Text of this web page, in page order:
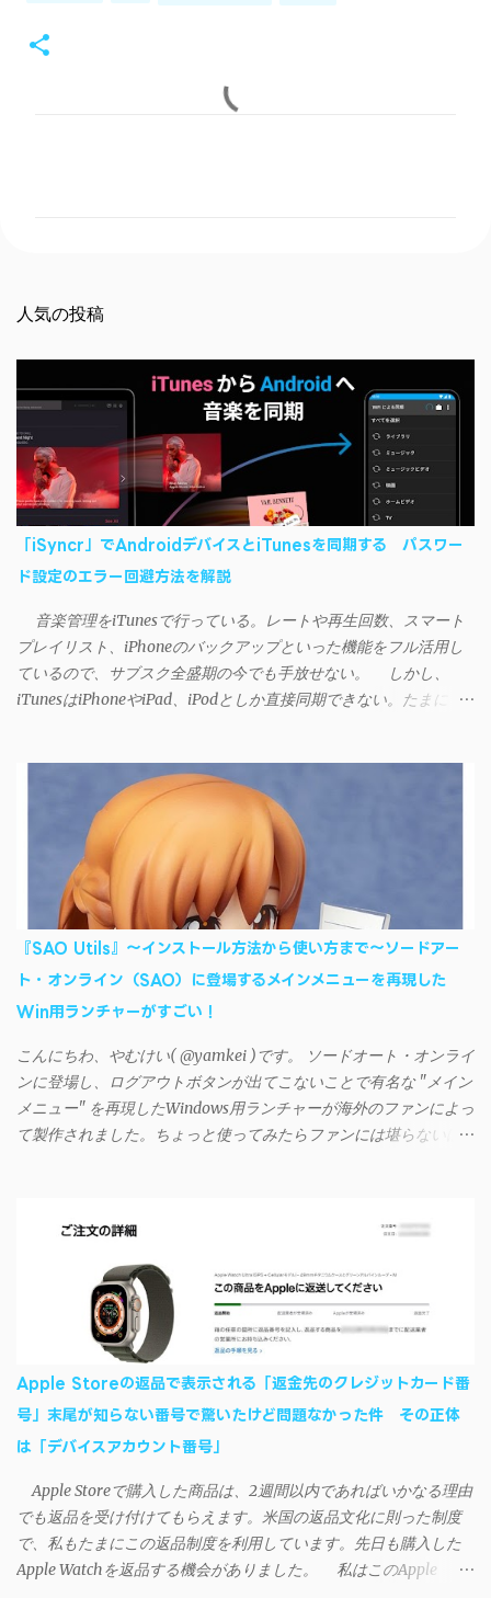
人気の投稿
「iSyncr」でAndroidデバイスとiTunesを同期する パスワー
ド設定のエラー回避方法を解説
音楽管理をiTunesで行っている。レートや再生回数、スマート
プレイリスト、iPhoneのバックアップといった機能をフル活用し
ているので、サブスク全盛期の今でも手放せない。 しかし、
iTunesはiPhoneやiPad、iPodとしか直接同期できない。たまに
ドパーティー製のアプリを PC と Androidデバイス それぞれにイン
ストールすれば、Wi-Fiや USB接続 を通じて同期できるようにな
る。私も 2012年頃にAndroidウォークマン を使い始めた頃から便
利に活用させてもらっていたのだが、2023年現在はiSyncrを使っ
て同期ができないという声を多数見かけるようになった。 具体
的には、PC側のiSyncrアプリで設定したパスワードをAndroidアプ
リに入力しようとすると、入力したパスワードが保存されず、い
つまでたっても再度入力を促されるというもの。 この不具合を
回避するには、次の手順が有効だ。 Androidデバイスの言語を英語
に設定する （念のため）再起動する iSyncrでパスワードを入力す
すれば完了 一度この手順を施せば、言語設定は日本語に戻して
もOKだ。これでWi-Fiを使った同期機能が使えるようになる。USB
接続による同期については、アプリに根本的な不具合が発生して
おり、現時点で使えないようだ。諦めよう。 今回の不具合につ
iSyncrを活用することで、Androidデバイスでもレート機能や再生
ートフォンに移行したい場合に役立つはずだ。
『SAO Utils』～インストール方法から使い方まで～ソードアー
ト・オンライン（SAO）に登場するメインメニューを再現した
Win用ランチャーがすごい！
こんにちわ、やむけい( @yamkei )です。 ソードオート・オンライ
ンに登場し、ログアウトボタンが出てこないことで有名な "メイン
メニュー" を再現したWindows用ランチャーが海外のファンによっ
て製作されました。ちょっと使ってみたらファンには堪らないほ
す・・・。カッコイイ！！ 開発ページ（英語） gpbeta.com - The
SAO Utilities Project – development log インストール（導入）手順
1. 開発ページ のDownloadsの項目から自分のOSにあったファイル
をダウンロードする。 Windows（Windows2000, XP, Vista, Win7,
Win8）に対応です。 （ ◆自分のパソコンが 32 ビット版か 64 ビッ
ト版かを確認したい ） 2.ダウンロードしたファイルを解凍後、
（自分はProgram Filesの中に移動させちゃいました）フォルダの
中にある SAO Utils.exe を実行。 3.アップデートがある場合は起動
時に知らせてくれるので、パッチをダウンロードしましょう。 ダ
て切り取り、先ほどダウンロードした SAO Utilsフォルダ へ貼り付
け、新しいファイルへ置き換えることで適用できます。 起動方法
と各種設定 アップデートが完了したら改めて SAO Utils.exe を起動
すると、アニメで見覚えのあるスプラッシュウィンドウがSEとと
Apple Storeの返品で表示される「返金先のクレジットカード番
号」末尾が知らない番号で驚いたけど問題なかった件 その正体
は「デバイスアカウント番号」
Apple Storeで購入した商品は、2週間以内であればいかなる理由
でも返品を受け付けてもらえます。米国の返品文化に則った制度
で、私もたまにこの返品制度を利用しています。先日も購入した
Apple Watchを返品する機会がありました。 私はこのApple